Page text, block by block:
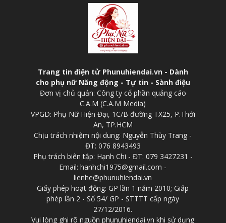
Trang tin điện tử Phunuhiendai.vn - Dành
cho phụ nữ Năng động - Tự tin - Sành điệu
Đơn vị chủ quản: Công ty cổ phần quảng cáo
C.A.M (C.A.M Media)
VPGD: Phụ Nữ Hiện Đại, 1C/B đường TX25, P.Thới
An, TP.HCM
Chịu trách nhiệm nội dung: Nguyễn Thùy Trang -
ĐT: 076 8943493
Phụ trách biên tập: Hạnh Chi - ĐT: 079 3427231 -
Email: hanhchi1975@gmail.com -
lienhe@phunuhiendai.vn
Giấy phép hoạt động: GP lần 1 năm 2010; Giấp
phép lần 2 - Số 54/ GP - STTTT cấp ngày
27/12/2016.
Vui lòng ghi rõ nguồn phunuhiendai.vn khi sử dụng